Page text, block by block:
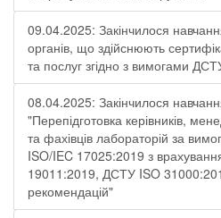
09.04.2025: Закінчилося
органів, що здійснюють
та послуг згідно з вимогами
08.04.2025: Закінчилося
"Перепідготовка керівників,
та фахівців лабораторій за
ISO/IEC 17025:2019 з
19011:2019, ДСТУ ISO
рекомендацій"